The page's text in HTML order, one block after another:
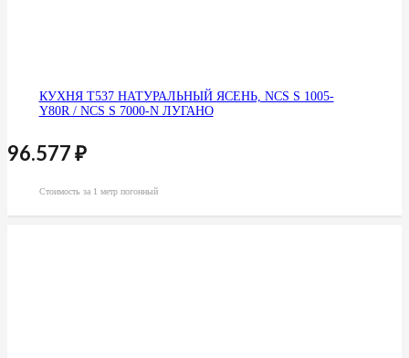
КУХНЯ Т537 НАТУРАЛЬНЫЙ ЯСЕНЬ, NCS S 1005-
Y80R / NCS S 7000-N ЛУГАНО
96.577₽
Стоимость за 1 метр погонный